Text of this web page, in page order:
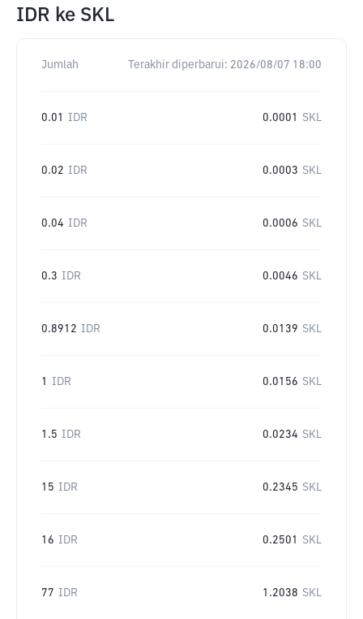
IDR ke SKL
Jumlah Terakhir diperbarui: 2026/08/07 18:00
0.01 IDR 0.0001 SKL
0.02 IDR 0.0003 SKL
0.04 IDR 0.0006 SKL
0.3 IDR 0.0046 SKL
0.8912 IDR 0.0139 SKL
1 IDR 0.0156 SKL
1.5 IDR 0.0234 SKL
15 IDR 0.2345 SKL
16 IDR 0.2501 SKL
77 IDR 1.2038 SKL